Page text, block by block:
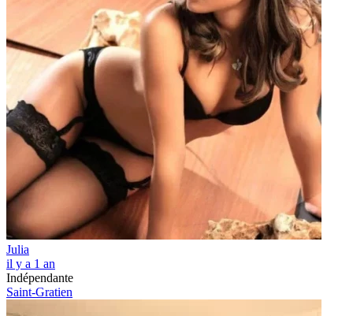
Julia
il y a 1 an
Indépendante
Saint-Gratien